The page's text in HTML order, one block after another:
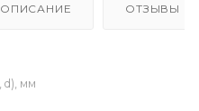
ОПИСАНИЕ ОТЗЫВЫ
d), мм